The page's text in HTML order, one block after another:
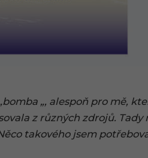
„, alespoň pro mě,
z různých zdrojů. Tady
takového jsem